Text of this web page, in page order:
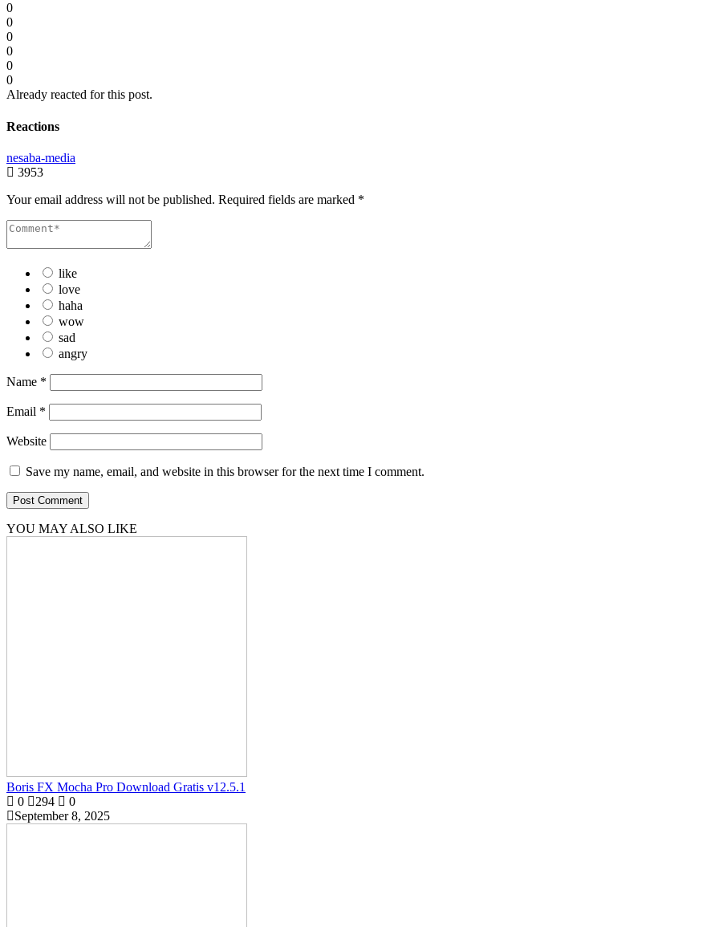
0
0
0
0
0
0
Already reacted for this post.
Reactions
nesaba-media
3953
Your email address will not be published. Required fields are marked *
like
love
haha
wow
sad
angry
Name *
Email *
Website
Save my name, email, and website in this browser for the next time I comment.
YOU MAY ALSO LIKE
Boris FX Mocha Pro Download Gratis v12.5.1
0
294
0
September 8, 2025